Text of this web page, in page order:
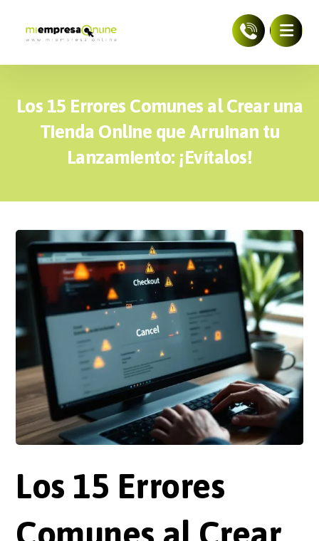
Los 15 Errores Comunes al Crear una
Tienda Online que Arruinan tu
Lanzamiento: ¡Evítalos!
Los 15 Errores